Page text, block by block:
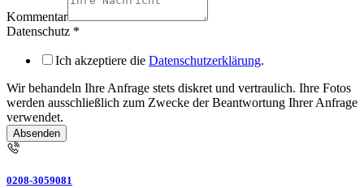
Kommentar
Datenschutz *
Ich akzeptiere die Datenschutzerklärung.
Wir behandeln Ihre Anfrage stets diskret und vertraulich. Ihre Fotos
werden ausschließlich zum Zwecke der Beantwortung Ihrer Anfrage
verwendet.
Absenden
0208-3059081